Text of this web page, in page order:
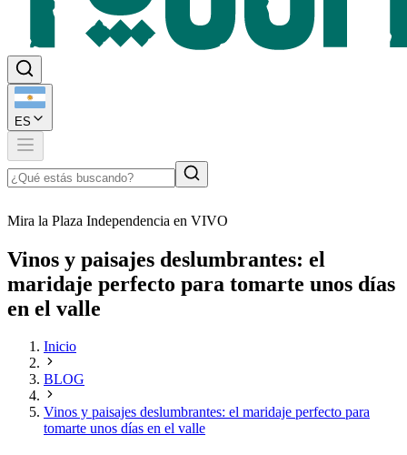
ES
Mira la Plaza Independencia en VIVO
Vinos y paisajes deslumbrantes: el
maridaje perfecto para tomarte unos días
en el valle
Inicio
BLOG
Vinos y paisajes deslumbrantes: el maridaje perfecto para
tomarte unos días en el valle